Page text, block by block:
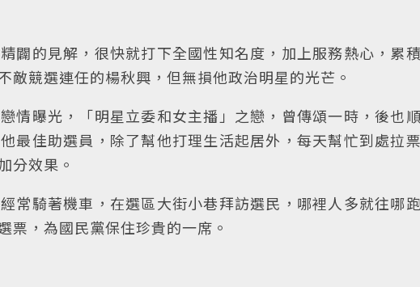
闢的見解，很快就打下全國性知名度，加上服務熱心，累
敵競選連任的楊秋興，但無損他政治明星的光芒。
情曝光，「明星立委和女主播」之戀，曾傳頌一時，後也
最佳助選員，除了幫他打理生活起居外，每天幫忙到處拉票
分效果。
常騎著機車，在選區大街小巷拜訪選民，哪裡人多就往哪跑
票，為國民黨保住珍貴的一席。